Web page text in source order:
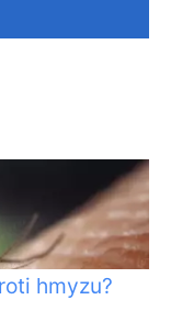
hmyzu?